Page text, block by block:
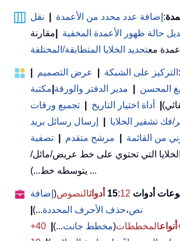
: إضافة عدد محدد من الأعمدة
نقل
حالة ظهور الأعمدة المخفية
مقارنة
معتحديد الخلايا المتطابقة/المختلفة
: التركيز على الشبكة عرض التصميم
المحسن
مدير الدفتر والورقة مكتبة
أداة اختيار التاريخ
تجميع ورقات
فك تشفير الخلايا
إرسال رسائل بريد
من القائمة
مرشح متقدم
تصفية
التي تحتوي على خط عريض/مائل/
يتوسطه خط...) ...
أدوات 15 :12 أدواتالنصوص( إضافة
نص،حذف الأحرف المحددة...)
أنواعالمخططات(مخطط جانت...)
40+